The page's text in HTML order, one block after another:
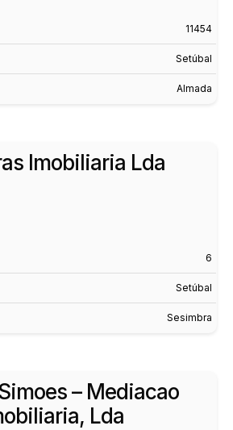
11454
Setúbal
Almada
Imobiliaria Lda
6
Setúbal
Sesimbra
– Mediacao
Lda